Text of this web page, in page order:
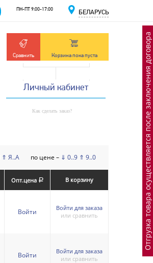
Личный кабинет
ПН-ПТ 9:00-17:00 БЕЛАРУСЬ
Сравнить Корзина пока пуста
Как сделать заказ?
⇑ Я..А по цене – ⇓ 0..9 ⇑ 9..0
Опт.цена a В корзину
Войти
Войти для заказа
или сравнить
Войти
Войти для заказа
или сравнить
Отгрузка товара осуществляется после заключения договора